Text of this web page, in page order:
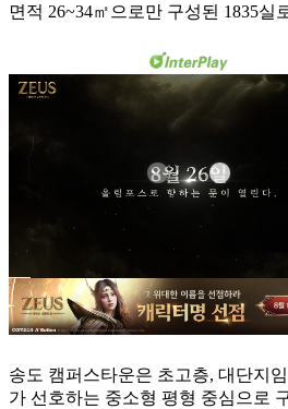
면적 26~34㎡으로만 구성된 1835실
송도 캠퍼스타운은 초고층, 대단지
가 선호하는 중소형 평형 중심으로